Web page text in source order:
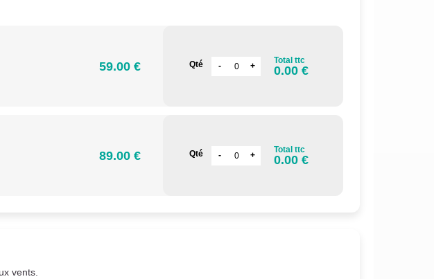
59.00 € Qté Total ttc
0.00 €
89.00 € Qté Total ttc
0.00 €
vents.